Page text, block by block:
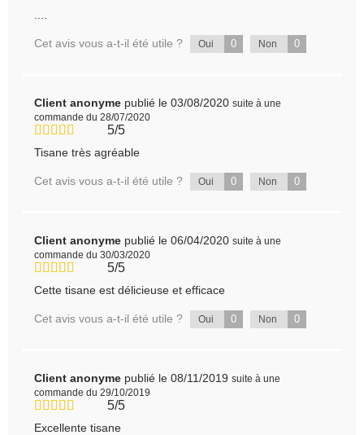
Cet avis vous a-t-il été utile ? Oui 0 Non 0
Client anonyme publié le 03/08/2020 suite à une
commande du 28/07/2020
5/5
Tisane très agréable
Cet avis vous a-t-il été utile ? Oui 0 Non 0
Client anonyme publié le 06/04/2020 suite à une
commande du 30/03/2020
5/5
Cette tisane est délicieuse et efficace
Cet avis vous a-t-il été utile ? Oui 0 Non 0
Client anonyme publié le 08/11/2019 suite à une
commande du 29/10/2019
5/5
Excellente tisane